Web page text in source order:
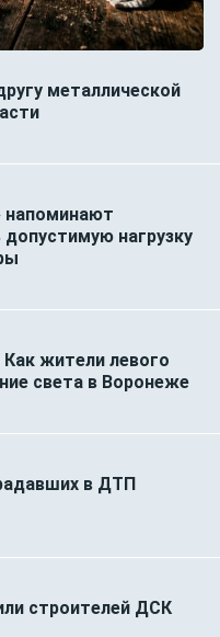
металлической
напоминают
нагрузку
жители левого
света в Воронеже
в ДТП
строителей ДСК